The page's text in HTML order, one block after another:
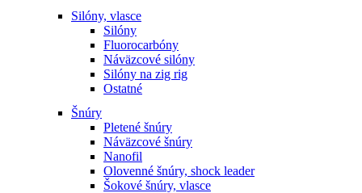
Silóny, vlasce
Silóny
Fluorocarbóny
Náväzcové silóny
Silóny na zig rig
Ostatné
Šnúry
Pletené šnúry
Náväzcové šnúry
Nanofil
Olovenné šnúry, shock leader
Šokové šnúry, vlasce